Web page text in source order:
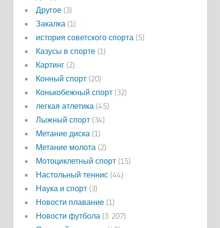
Другое(3)
Закалка (1)
история советского спорта (5)
Казусы в спорте(1)
Картинг(2)
Конный спорт(20)
Конькобежный спорт(32)
легкая атлетика (45)
Лыжный спорт(34)
Метание диска (1)
Метание молота (2)
Мотоциклетный спорт(15)
Настольный теннис(44)
Наука и спорт(3)
Новости плавание(1)
Новости футбола (3 207)